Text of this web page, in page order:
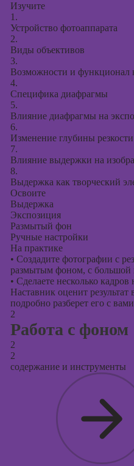
Изучите
1.
Устройство фотоаппарата
2.
Виды объективов
3.
Возможности и функционал
4.
Специфика диафрагмы
5.
Влияние диафрагмы на
6.
Изменение глубины резкости
7.
Влияние выдержки на
8.
Выдержка как творческий
Освоите
Выдержка
Экспозиция
Размытый фон
Ручные настройки
На практике
• Создадите фотографии с
размытым фоном, с большой
• Сделаете несколько
Наставник оценит
подробно разберет его с
2
Работа с фоном
2
2
содержание и инструменты